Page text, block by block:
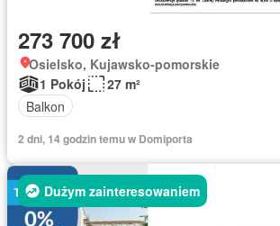
273 700 zł
Osielsko, Kujawsko-pomorskie
1 Pokój
27 m²
Balkon
2 dni, 14 godzin temu w Domiporta
Dużym zainteresowaniem